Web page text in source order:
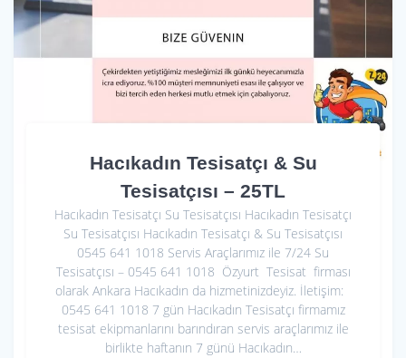
Hacıkadın Tesisatçı & Su
Tesisatçısı – 25TL
Hacıkadın Tesisatçı Su Tesisatçısı Hacıkadın Tesisatçı
Su Tesisatçısı Hacıkadın Tesisatçı & Su Tesisatçısı
0545 641 1018 Servis Araçlarımız ile 7/24 Su
Tesisatçısı – 0545 641 1018 Özyurt Tesisat firması
olarak Ankara Hacıkadın da hizmetinizdeyiz. İletişim:
0545 641 1018 7 gün Hacıkadın Tesisatçı firmamız
tesisat ekipmanlarını barındıran servis araçlarımız ile
birlikte haftanın 7 günü Hacıkadın…